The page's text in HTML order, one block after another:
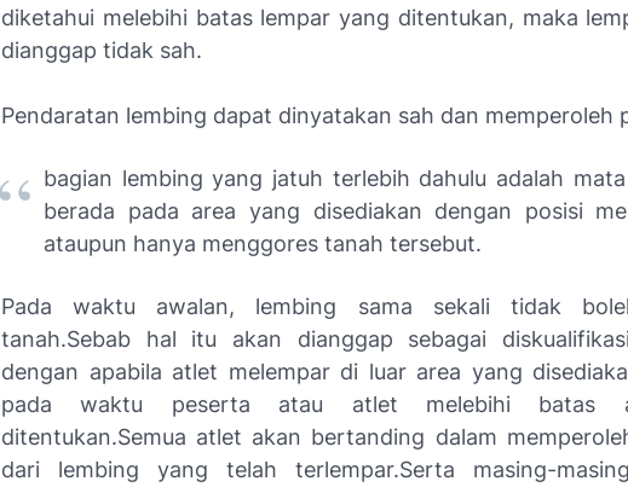
diketahui melebihi batas lempar yang ditentukan, maka
dianggap tidak sah.
Pendaratan lembing dapat dinyatakan sah dan memperoleh
bagian lembing yang jatuh terlebih dahulu adalah
berada pada area yang disediakan dengan posisi
ataupun hanya menggores tanah tersebut.
Pada waktu awalan, lembing sama sekali tidak
tanah.Sebab hal itu akan dianggap sebagai
dengan apabila atlet melempar di luar area yang
pada waktu peserta atau atlet melebihi batas
ditentukan.Semua atlet akan bertanding dalam
dari lembing yang telah terlempar.Serta masing-